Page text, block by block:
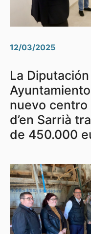
12/03/2025
La
nuevo centro
d’en Sarrià
de 450.000